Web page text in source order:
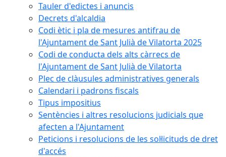
Tauler d'edictes i anuncis
Decrets d'alcaldia
Codi ètic i pla de mesures antifrau de
l'Ajuntament de Sant Julià de Vilatorta 2025
Codi de conducta dels alts càrrecs de
l'Ajuntament de Sant Julià de Vilatorta
Plec de clàusules administratives generals
Calendari i padrons fiscals
Tipus impositius
Sentències i altres resolucions judicials que
afecten a l'Ajuntament
Peticions i resolucions de les sol·licituds de dret
d'accés